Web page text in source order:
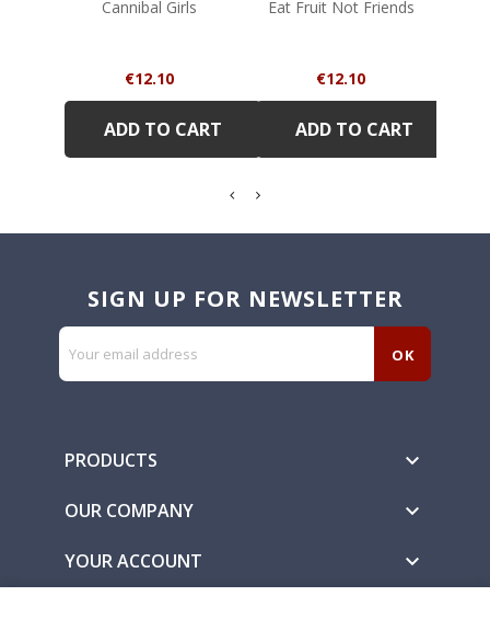
Cannibal Girls
Price
€12.10
ADD TO CART
Eat Fruit Not Friends
Price
€12.10
ADD TO CART
SIGN UP FOR NEWSLETTER
PRODUCTS 
OUR COMPANY 
YOUR ACCOUNT 